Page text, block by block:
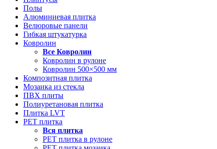
Полы
Алюминиевая плитка
Велюровые панели
Гибкая штукатурка
Ковролин
Все Ковролин
Ковролин в рулоне
Ковролин 500×500 мм
Композитная плитка
Мозаика из стекла
ПВХ плиты
Полиуретановая плитка
Плитка LVT
РЕТ плитка
Вся плитка
РЕТ плитка в рулоне